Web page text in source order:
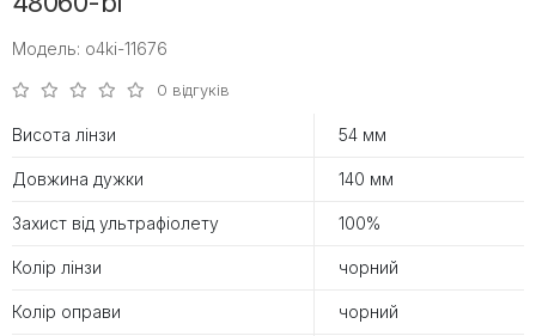
Модель: o4ki-11676
0 відгуків
Висота лінзи 54 мм
Довжина дужки 140 мм
Захист від ультрафіолету 100%
Колір лінзи чорний
Колір оправи чорний